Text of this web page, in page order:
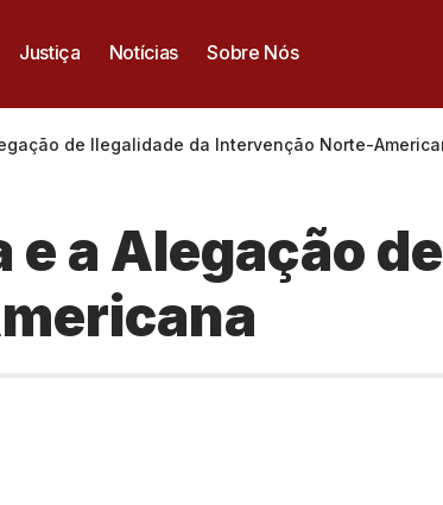
Justiça Notícias Sobre Nós
de Ilegalidade da Intervenção Norte-
a Alegação